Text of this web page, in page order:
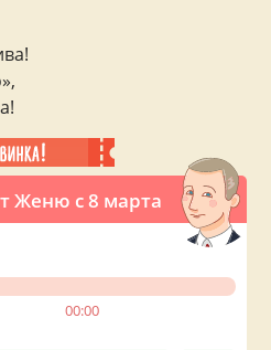
Женю с 8 марта
00:00